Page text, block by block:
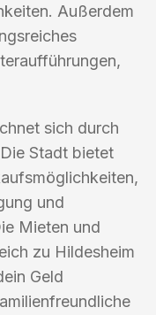
Außerdem
sich durch
Stadt bietet
und
Mieten und
zu Hildesheim
Geld